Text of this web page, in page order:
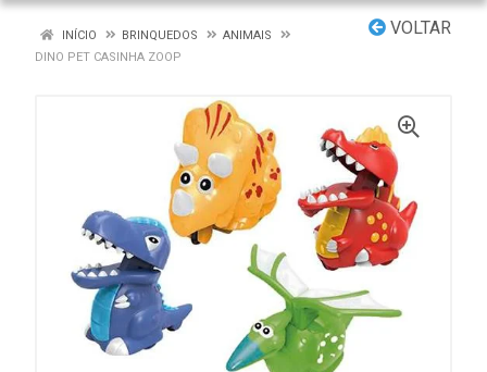
VOLTAR
INÍCIO BRINQUEDOS
ANIMAIS
DINO PET CASINHA ZOOP